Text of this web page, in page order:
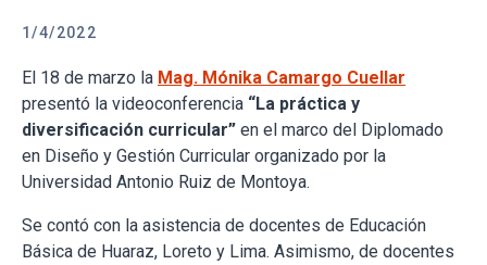
1/4/2022
El 18 de marzo la Mag. Mónika Camargo Cuellar
presentó la videoconferencia “La práctica y
diversificación curricular” en el marco del Diplomado
en Diseño y Gestión Curricular organizado por la
Universidad Antonio Ruiz de Montoya.
Se contó con la asistencia de docentes de Educación
Básica de Huaraz, Loreto y Lima. Asimismo, de docentes